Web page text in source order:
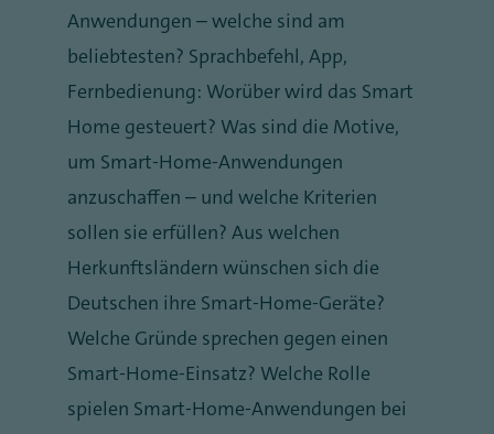
Anwendungen – welche sind am
beliebtesten? Sprachbefehl, App,
Fernbedienung: Worüber wird das Smart
Home gesteuert? Was sind die Motive,
um Smart-Home-Anwendungen
anzuschaffen – und welche Kriterien
sollen sie erfüllen? Aus welchen
Herkunftsländern wünschen sich die
Deutschen ihre Smart-Home-Geräte?
Welche Gründe sprechen gegen einen
Smart-Home-Einsatz? Welche Rolle
spielen Smart-Home-Anwendungen bei